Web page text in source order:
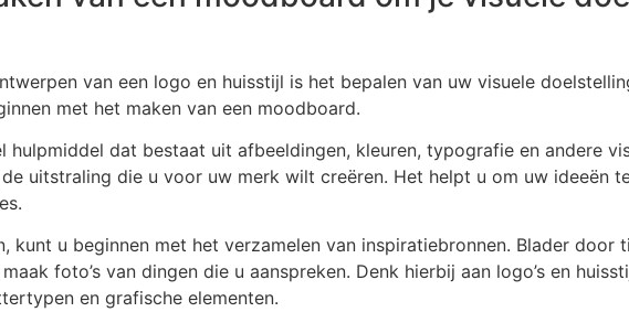
van een logo en huisstijl is het bepalen van uw visuele
met het maken van een moodboard.
hulpmiddel dat bestaat uit afbeeldingen, kleuren, typografie en andere
uitstraling die u voor uw merk wilt creëren. Het helpt u om uw ideeën
kunt u beginnen met het verzamelen van inspiratiebronnen. Blader door
foto’s van dingen die u aanspreken. Denk hierbij aan logo’s en
en grafische elementen.